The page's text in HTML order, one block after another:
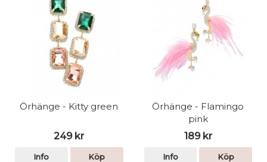
Örhänge - Kitty green
249 kr
Info Köp
Örhänge - Flamingo
pink
189 kr
Info Köp